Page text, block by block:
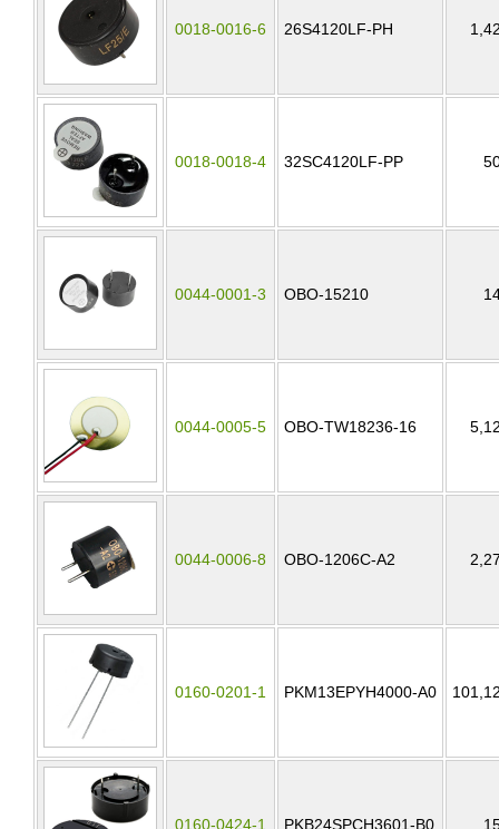
0018-0016-6 26S4120LF-PH
0018-0018-4 32SC4120LF-PP
0044-0001-3 OBO-15210
0044-0005-5 OBO-TW18236-16
0044-0006-8 OBO-1206C-A2
0160-0201-1 PKM13EPYH4000-A0
0160-0424-1 PKB24SPCH3601-B0